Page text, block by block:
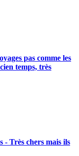
pas comme les
temps, très
- Très chers mais ils